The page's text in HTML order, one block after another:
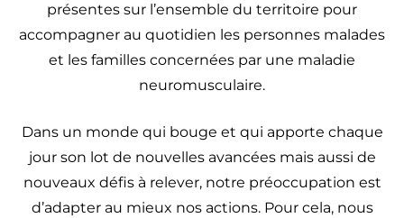
présentes sur l’ensemble du territoire pour
accompagner au quotidien les personnes malades
et les familles concernées par une maladie
neuromusculaire.
Dans un monde qui bouge et qui apporte chaque
jour son lot de nouvelles avancées mais aussi de
nouveaux défis à relever, notre préoccupation est
d’adapter au mieux nos actions. Pour cela, nous